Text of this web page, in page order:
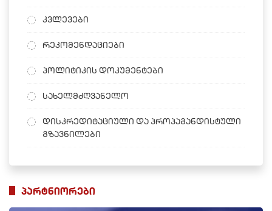
კვლევები
რეკომენდაციები
პოლიტიკის დოკუმენტები
სახელმძღვანელო
დისკრედიტაციული და პროპაგანდისტული
გზავნილები
პარტნიორები